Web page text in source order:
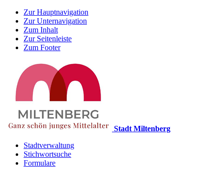
Zur Hauptnavigation
Zur Unternavigation
Zum Inhalt
Zur Seitenleiste
Zum Footer
Stadt Miltenberg
Stadtverwaltung
Stichwortsuche
Formulare